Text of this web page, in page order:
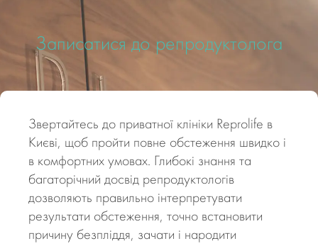
Записатися до репродуктолога
Звертайтесь до приватної клініки Reprolife в
Києві, щоб пройти повне обстеження швидко і
в комфортних умовах. Глибокі знання та
багаторічний досвід репродуктологів
дозволяють правильно інтерпретувати
результати обстеження, точно встановити
причину безпліддя, зачати і народити